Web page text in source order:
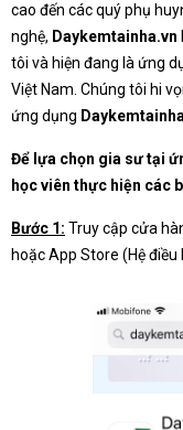
cao đến các quý phụ
nghệ, Daykemtainha.vn
tôi và hiện đang là ứng
Việt Nam. Chúng tôi hi
ứng dụng
Để lựa chọn gia sư tại
học viên thực hiện các
Bước 1: Truy cập cửa
hoặc App Store (Hệ điều